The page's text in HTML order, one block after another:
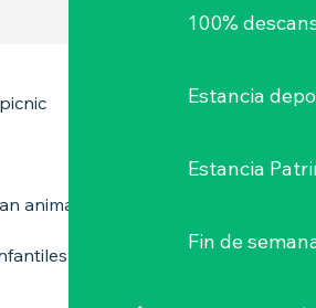
100%
Estancia
Estancia
Fin de
animales
/ Zona de juegos